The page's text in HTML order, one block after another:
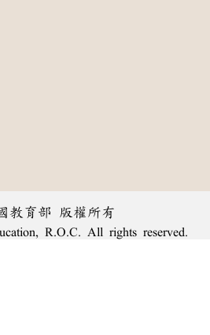
教育部 版權所有
R.O.C. All rights reserved.